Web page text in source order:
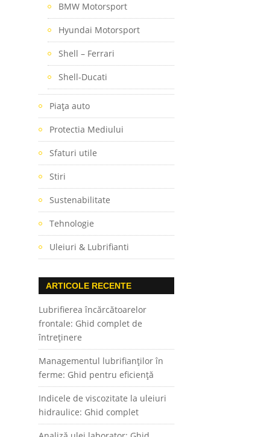
BMW Motorsport
Hyundai Motorsport
Shell – Ferrari
Shell-Ducati
Piaţa auto
Protectia Mediului
Sfaturi utile
Stiri
Sustenabilitate
Tehnologie
Uleiuri & Lubrifianti
ARTICOLE RECENTE
Lubrifierea încărcătoarelor
frontale: Ghid complet de
întreținere
Managementul lubrifianților în
ferme: Ghid pentru eficiență
Indicele de viscozitate la uleiuri
hidraulice: Ghid complet